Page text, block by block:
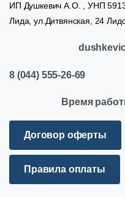
ИП Душкевич А.О. , УНП
Лида, ул.Дитвянская, 24
8 (044) 555-26-69
Время
Договор оферты
Правила оплаты